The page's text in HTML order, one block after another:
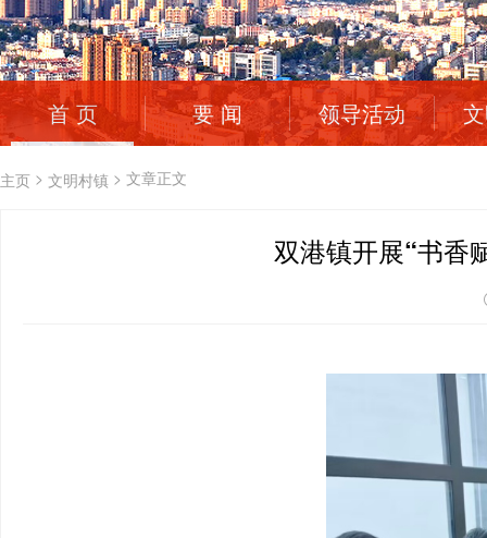
首 页 要 闻 领导活动
主页 > 文明村镇 > 文章正文
双港镇开展“书香